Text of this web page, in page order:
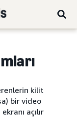
kilit
bir video
açılır